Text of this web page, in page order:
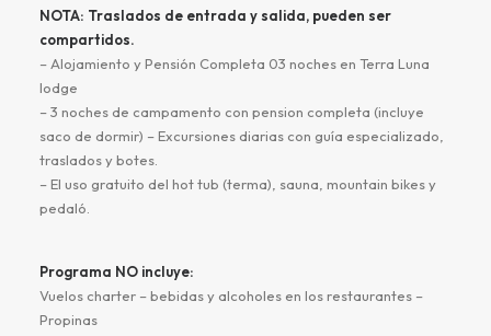
NOTA: Traslados de entrada y salida, pueden ser
compartidos.
– Alojamiento y Pensión Completa 03 noches en Terra Luna
lodge
– 3 noches de campamento con pension completa (incluye
saco de dormir) – Excursiones diarias con guía especializado,
traslados y botes.
– El uso gratuito del hot tub (terma), sauna, mountain bikes y
pedaló.
Programa NO incluye:
Vuelos charter – bebidas y alcoholes en los restaurantes –
Propinas